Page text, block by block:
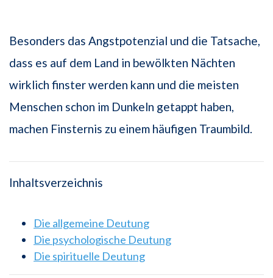
Besonders das Angstpotenzial und die Tatsache,
dass es auf dem Land in bewölkten Nächten
wirklich finster werden kann und die meisten
Menschen schon im Dunkeln getappt haben,
machen Finsternis zu einem häufigen Traumbild.
Inhaltsverzeichnis
Die allgemeine Deutung
Die psychologische Deutung
Die spirituelle Deutung